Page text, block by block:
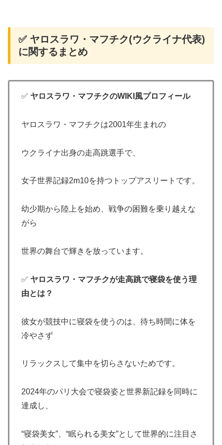
✅ ヤロスラワ・マフチク(ウクライナ代表)
に関するまとめ
✅ ヤロスラワ・マフチクのWIKI風プロフィール
ヤロスラワ・マフチクは2001年生まれの
ウクライナ出身の走高跳選手で、
女子世界記録2m10を持つトップアスリートです。
幼少期から陸上を始め、戦争の困難を乗り越えな
がら
世界の舞台で輝きを放っています。
✅ ヤロスラワ・マフチクが走高跳で寝袋を使う理
由とは？
彼女が競技中に寝袋を使うのは、待ち時間に体を
冷やさず
リラックスして集中を切らさないためです。
2024年のパリ大会で寝袋姿と世界新記録を同時に
達成し、
“寝袋美女”、“眠られる美女”として世界的に注目さ